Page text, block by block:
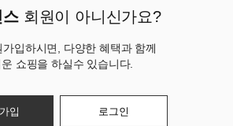
스 회원이 아니신가요?
가입하시면, 다양한 혜택과 함께
운 쇼핑을 하실수 있습니다.
입 로그인